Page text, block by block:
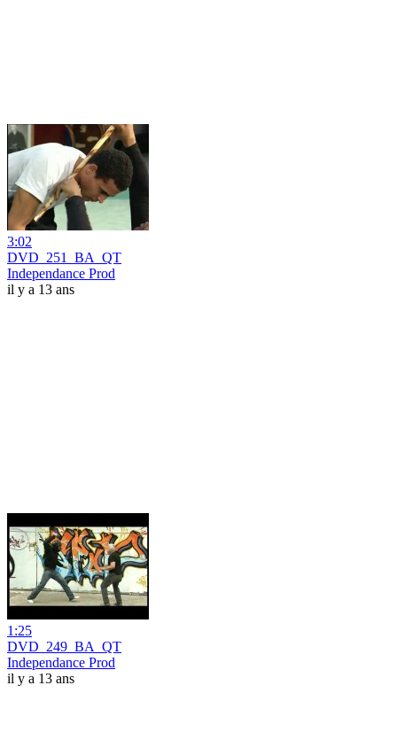
3:02
DVD_251_BA_QT
Independance Prod
il y a 13 ans
1:25
DVD_249_BA_QT
Independance Prod
il y a 13 ans